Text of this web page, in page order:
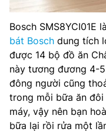
Bosch SMS8YCI01E
bát Bosch dung tích
được 14 bộ đồ ăn
này tương đương 4-
đông người cũng
trong mỗi bữa ăn
máy, vậy nên bạn
bữa lại rồi rửa một